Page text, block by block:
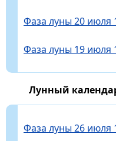
Фаза луны 20 июля
Фаза луны 19 июля
Лунный
Фаза луны 26 июля